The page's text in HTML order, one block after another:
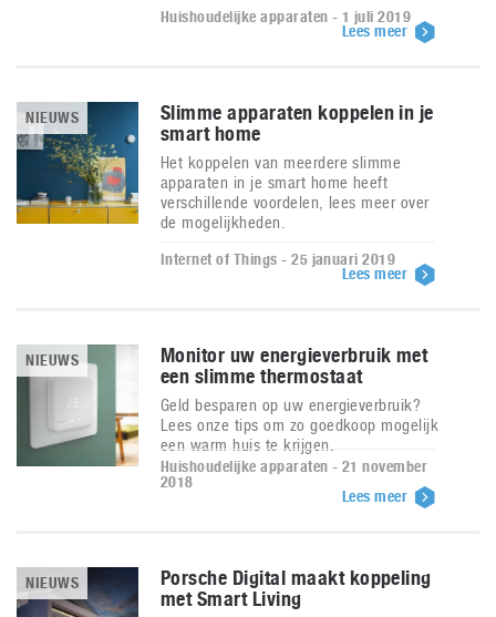
Huishoudelijke apparaten - 1 juli 2019
Lees meer
NIEUWS
Slimme apparaten koppelen in je
smart home
Het koppelen van meerdere slimme
apparaten in je smart home heeft
verschillende voordelen, lees meer over
de mogelijkheden.
Internet of Things - 25 januari 2019
Lees meer
NIEUWS
Monitor uw energieverbruik met
een slimme thermostaat
Geld besparen op uw energieverbruik?
Lees onze tips om zo goedkoop mogelijk
een warm huis te krijgen.
Huishoudelijke apparaten - 21 november
2018
Lees meer
NIEUWS
Porsche Digital maakt koppeling
met Smart Living